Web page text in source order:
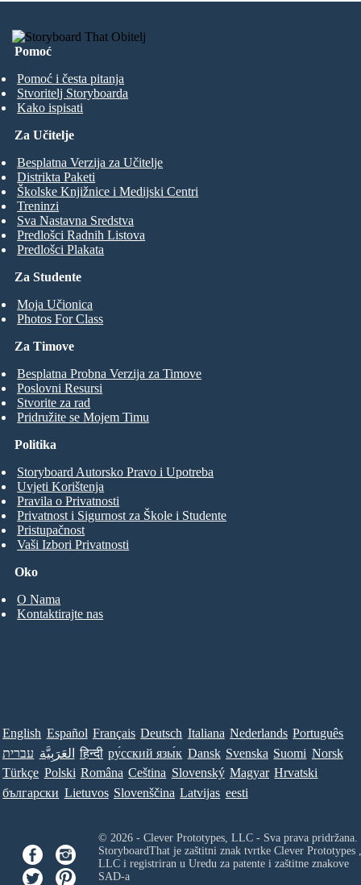
Pomoć
Pomoć i česta pitanja
Stvoritelj Storyboarda
Kako ispisati
Za Studente
Moja Učionica
Photos For Class
Za Učitelje
Besplatna Verzija za Učitelje
Distrikta Paketi
Školske Knjižnice i Medijski Centri
Treninzi
Sva Nastavna Sredstva
Predlošci Radnih Listova
Predlošci Plakata
Za Timove
Besplatna Probna Verzija za Timove
Poslovni Resursi
Stvorite za rad
Pridružite se Mojem Timu
Oko
O Nama
Kontaktirajte nas
Politika
Storyboard Autorsko Pravo i Upotreba
Uvjeti Korištenja
Pravila o Privatnosti
Privatnost i Sigurnost za Škole i Studente
Pristupačnost
Vaši Izbori Privatnosti
English Español Français Deutsch Italiana Nederlands Português
עברית العَرَبِيَّة हिन्दी ру́сский язы́к Dansk Svenska Suomi Norsk
Türkçe Polski Româna Ceština Slovenský Magyar Hrvatski
български Lietuvos Slovenščina Latvijas eesti
© 2026 - Clever Prototypes, LLC - Sva prava pridržana.
StoryboardThat je zaštitni znak tvrtke Clever Prototypes ,
LLCi registriran u Uredu za patente i zaštitne znakove
SAD-a